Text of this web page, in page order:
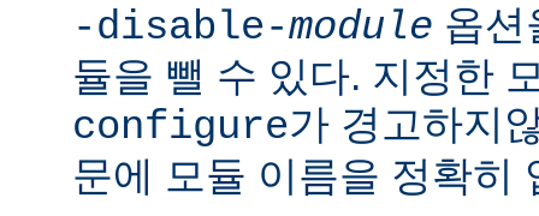
-disable-module 옵션
듈을 뺄 수 있다. 지정한
configure가 경고하지
문에 모듈 이름을 정확히